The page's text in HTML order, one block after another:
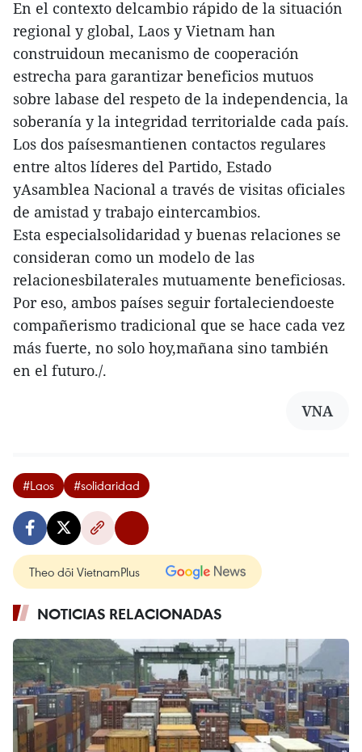
En el contexto delcambio rápido de la situación
regional y global, Laos y Vietnam han
construidoun mecanismo de cooperación
estrecha para garantizar beneficios mutuos
sobre labase del respeto de la independencia, la
soberanía y la integridad territorialde cada país.
Los dos paísesmantienen contactos regulares
entre altos líderes del Partido, Estado
yAsamblea Nacional a través de visitas oficiales
de amistad y trabajo eintercambios.
Esta especialsolidaridad y buenas relaciones se
consideran como un modelo de las
relacionesbilaterales mutuamente beneficiosas.
Por eso, ambos países seguir fortaleciendoeste
compañerismo tradicional que se hace cada vez
más fuerte, no solo hoy,mañana sino también
en el futuro./.
VNA
#Laos #solidaridad
Theo dõi VietnamPlus
NOTICIAS RELACIONADAS